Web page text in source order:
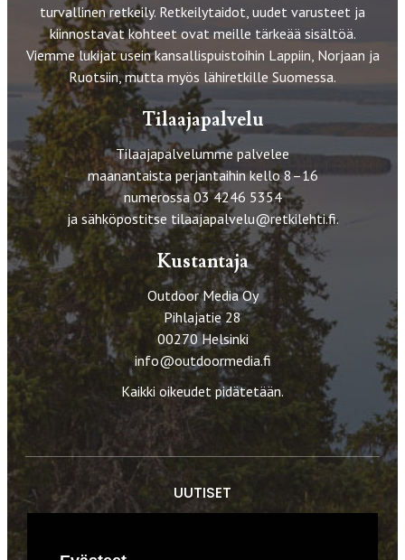
turvallinen retkeily. Retkeilytaidot, uudet varusteet ja
kiinnostavat kohteet ovat meille tärkeää sisältöä.
Viemme lukijat usein kansallispuistoihin Lappiin, Norjaan ja
Ruotsiin, mutta myös lähiretkille Suomessa.
Tilaajapalvelu
Tilaajapalvelumme palvelee
maanantaista perjantaihin kello 8–16
numerossa 03 4246 5354
ja sähköpostitse tilaajapalvelu@retkilehti.fi.
Kustantaja
Outdoor Media Oy
Pihlajatie 28
00270 Helsinki
info@outdoormedia.fi
Kaikki oikeudet pidätetään.
UUTISET